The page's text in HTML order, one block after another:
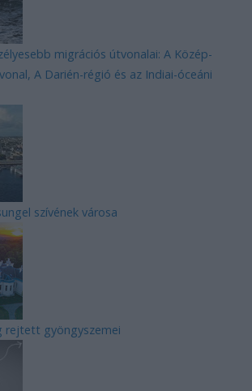
migrációs útvonalai: A Közép-
A Darién-régió és az Indiai-óceáni
szívének városa
rejtett gyöngyszemei